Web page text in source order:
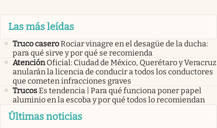
Las más leídas
Truco caseroRociar vinagre en el desagüe de la ducha:
para qué sirve y por qué se recomienda
Atención Oficial: Ciudad de México, Querétaro y Veracruz
anularán la licencia de conducir a todos los conductores
que cometen infracciones graves
TrucosEs tendencia | Para qué funciona poner papel
aluminio en la escoba y por qué todos lo recomiendan
Últimas noticias